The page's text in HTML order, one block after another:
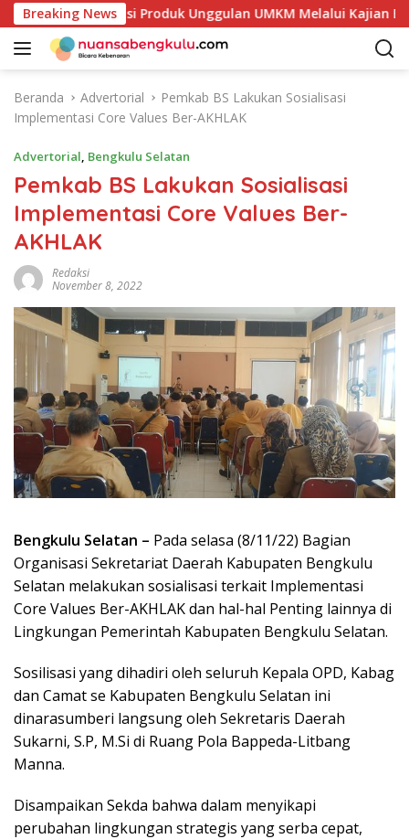
a
Breaking News
Petakan Potensi Produk Unggulan UMKM Melalui Kajian Bank
Beranda Advertorial
Pemkab BS Lakukan Sosialisasi
Implementasi Core Values Ber-AKHLAK
Advertorial, Bengkulu Selatan
Pemkab BS Lakukan Sosialisasi
Implementasi Core Values Ber-
AKHLAK
Redaksi
November 8, 2022
Bengkulu Selatan – Pada selasa (8/11/22) Bagian
Organisasi Sekretariat Daerah Kabupaten Bengkulu
Selatan melakukan sosialisasi terkait Implementasi
Core Values Ber-AKHLAK dan hal-hal Penting lainnya di
Lingkungan Pemerintah Kabupaten Bengkulu Selatan.
Sosilisasi yang dihadiri oleh seluruh Kepala OPD, Kabag
dan Camat se Kabupaten Bengkulu Selatan ini
dinarasumberi langsung oleh Sekretaris Daerah
Sukarni, S.P, M.Si di Ruang Pola Bappeda-Litbang
Manna.
Disampaikan Sekda bahwa dalam menyikapi
perubahan lingkungan strategis yang serba cepat,